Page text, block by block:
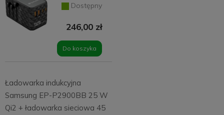
Dostępny
246,00 zł
Do koszyka
Ładowarka indukcyjna
Samsung EP-P2900BB 25 W
Qi2 + ładowarka sieciowa 45